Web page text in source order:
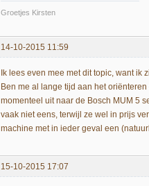
Groetjes Kirsten
14-10-2015 11:59
Ik lees even mee met dit topic, want ik
Ben me al lange tijd aan het
momenteel uit naar de Bosch MUM 5
vaak niet eens, terwijl ze wel in prijs
machine met in ieder geval een
15-10-2015 17:07